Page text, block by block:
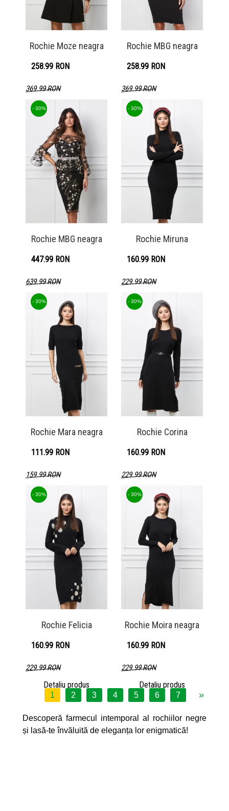
Rochie Moze neagra
258.99 RON
369.99 RON
Detaliu produs
Rochie MBG neagra
258.99 RON
369.99 RON
Detaliu produs
Rochie MBG neagra
- 30%
447.99 RON
639.99 RON
Detaliu produs
Rochie Miruna
- 30%
160.99 RON
229.99 RON
Detaliu produs
Rochie Mara neagra
- 30%
111.99 RON
159.99 RON
Detaliu produs
Rochie Corina
- 30%
160.99 RON
229.99 RON
Detaliu produs
Rochie Felicia
- 30%
160.99 RON
229.99 RON
Detaliu produs
Rochie Moira neagra
- 30%
160.99 RON
229.99 RON
Detaliu produs
1 2 3 4 5 6 7 »
Descoperă farmecul intemporal al rochiilor negre
și lasă-te învăluită de eleganța lor enigmatică!